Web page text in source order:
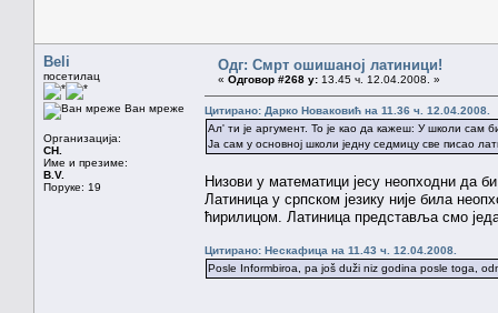
Beli
посетилац
Ван мреже
Организација:
CH.
Име и презиме:
B.V.
Поруке: 19
Одг: Смрт ошишаној латиници!
« Одговор #268 у: 13.45 ч. 12.04.2008. »
Цитирано: Дарко Новаковић на 11.36 ч. 12.04.2008.
Ал' ти је аргумент. То је као да кажеш: У школи
Ја сам у основној школи једну седмицу све писао
Низови у математици јесу неопходни да
Латиница у српском језику није била
ћирилицом. Латиница представља смо
Цитирано: Нескафица на 11.43 ч. 12.04.2008.
Posle Informbiroa, pa još duži niz godina posle toga,